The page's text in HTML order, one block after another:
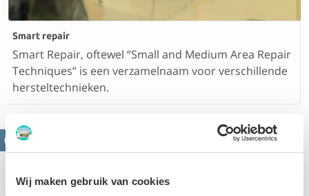
Wij maken gebruik van cookies
Smart repair
Smart Repair, oftewel “Small and Medium Area Repair
Techniques” is een verzamelnaam voor verschillende
hersteltechnieken.